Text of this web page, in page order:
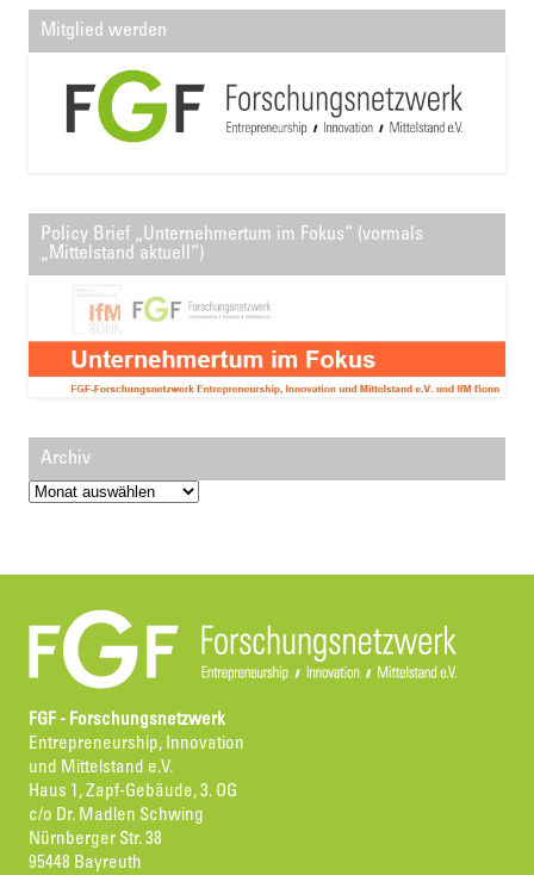
Mitglied werden
Policy Brief „Unternehmertum im Fokus“ (vormals
„Mittelstand aktuell“)
Archiv
Archiv
FGF - Forschungsnetzwerk
Entrepreneurship, Innovation
und Mittelstand e.V.
Haus 1, Zapf-Gebäude, 3. OG
c/o Dr. Madlen Schwing
Nürnberger Str. 38
95448 Bayreuth